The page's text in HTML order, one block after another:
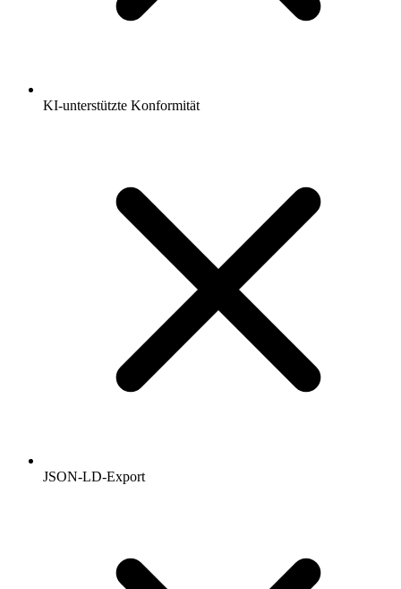
KI-unterstützte Konformität
JSON-LD-Export